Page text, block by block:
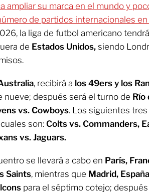
ampliar su marca en el mundo y
de partidos internacionales
la liga de futbol americano
de Estados Unidos, siendo
, recibirá a los 49ers y los
nueve; después será el turno de Río
vs. Cowboys. Los siguientes
son: Colts vs. Commanders,
vs. Jaguars.
se llevará a cabo en París,
Saints, mientras que Madrid,
para el séptimo cotejo;